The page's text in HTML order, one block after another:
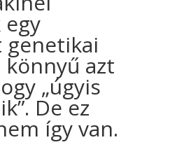
azt
„úgyis
De ez
így van.